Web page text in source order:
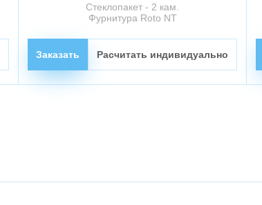
Стеклопакет - 2 кам.
Фурнитура Roto NT
Заказать Расчитать индивидуально